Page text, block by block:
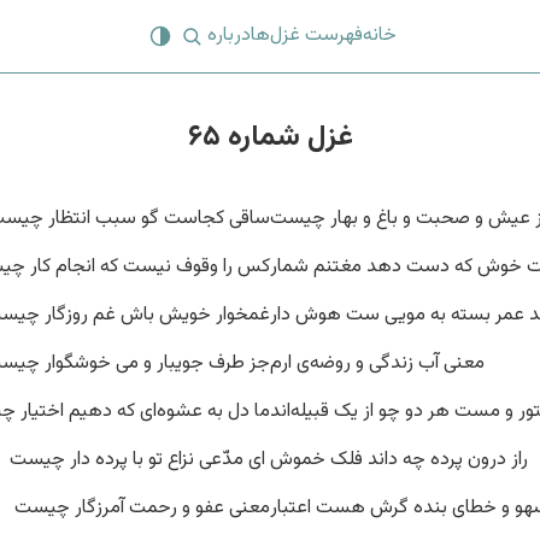
خانهفهرست غزل‌هادرباره
غزل شماره ۶۵
عیش و صحبت و باغ و بهار چیستساقی کجاست گو سبب انتظار
خوش که دست دهد مغتنم شمارکس را وقوف نیست که انجام کار
عمر بسته به مویی ست هوش دارغمخوار خویش باش غم روزگار
معنی آب زندگی و روضه‌ی ارمجز طرف جویبار و می خوشگوار
و مست هر دو چو از یک قبیله‌اندما دل به عشوه‌ای که دهیم
راز درون پرده چه داند فلک خموش ‌ ای مدّعی نزاع تو با پرده دار چیست
و خطای بنده گرش هست اعتبارمعنی عفو و رحمت آمرزگار چیست